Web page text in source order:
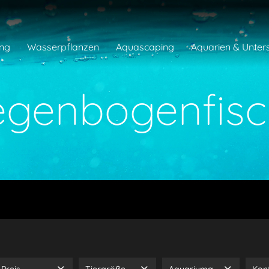
Wasserpflanzen Aquascaping Aquarien &